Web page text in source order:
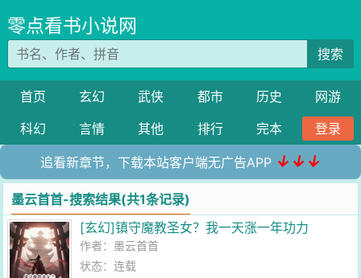
零点看书小说网
搜索
首页 玄幻 武侠 都市 历史
网游
科幻
言情 其他 排行 完本 登录
追看新章节，下载本站客户端无广告APP ↓↓↓
墨云首首-搜索结果(共1条记录)
[玄幻]镇守魔教圣女？我一天涨一年功力
作者： 墨云首首
状态：连载